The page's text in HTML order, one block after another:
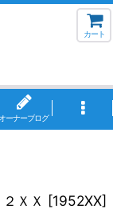
カート
オーナーブログ
ＸＸ [1952XX]